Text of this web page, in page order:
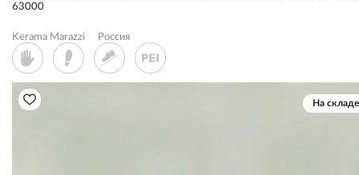
63000
Kerama Marazzi Россия
На складе